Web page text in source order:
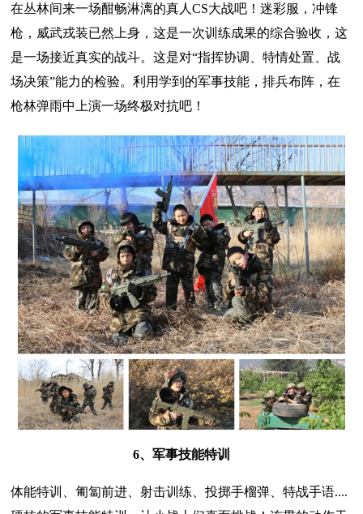
在丛林间来一场酣畅淋漓的真人CS大战吧！迷彩服，冲锋
枪，威武戎装已然上身，这是一次训练成果的综合验收，这
是一场接近真实的战斗。这是对“指挥协调、特情处置、战
场决策”能力的检验。利用学到的军事技能，排兵布阵，在
枪林弹雨中上演一场终极对抗吧！
6、军事技能特训
体能特训、匍匐前进、射击训练、投掷手榴弹、特战手语....